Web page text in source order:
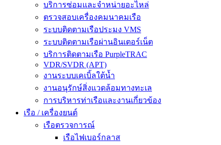
บริการซ่อมและจำหน่ายอะไหล่
ตรวจสอบเครื่องคมนาคมเรือ
ระบบติดตามเรือประมง VMS
ระบบติดตามเรือผ่านอินเตอร์เน็ต
บริการติดตามเรือ PurpleTRAC
VDR/SVDR (APT)
งานระบบเคเบิ้ลใต้น้ำ
งานอนุรักษ์สิ่งแวดล้อมทางทะเล
การบริหารท่าเรือและงานเกี่ยวข้อง
เรือ / เครื่องยนต์
เรือตรวจการณ์
เรือไฟเบอร์กลาส